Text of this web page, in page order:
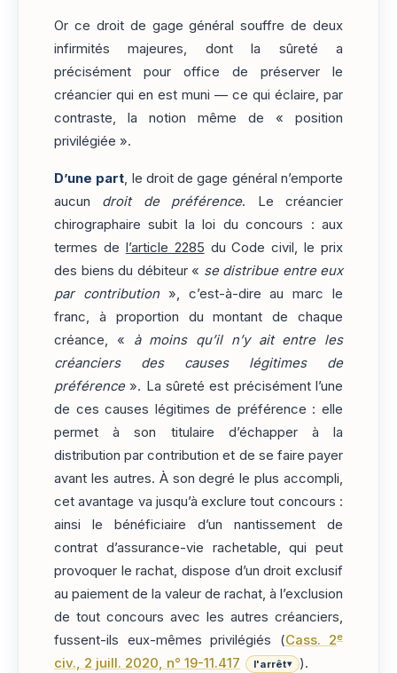
Or ce droit de gage général souffre de deux
infirmités majeures, dont la sûreté a
précisément pour office de préserver le
créancier qui en est muni — ce qui éclaire, par
contraste, la notion même de « position
privilégiée ».
D’une part, le droit de gage général n’emporte
aucun droit de préférence. Le créancier
chirographaire subit la loi du concours : aux
termes de
l’article 2285 du Code civil, le prix
des biens du débiteur « se distribue entre eux
par contribution», c’est-à-dire au marc le
franc, à proportion du montant de chaque
créance, « à moins qu’il n’y ait entre les
créanciers des causes légitimes de
préférence». La sûreté est précisément l’une
de ces causes légitimes de préférence : elle
permet à son titulaire d’échapper à la
distribution par contribution et de se faire payer
avant les autres. À son degré le plus accompli,
cet avantage va jusqu’à exclure tout concours :
ainsi le bénéficiaire d’un nantissement de
contrat d’assurance-vie rachetable, qui peut
provoquer le rachat, dispose d’un droit exclusif
au paiement de la valeur de rachat, à l’exclusion
de tout concours avec les autres créanciers,
fussent-ils eux-mêmes privilégiés (Cass. 2e
civ., 2 juill. 2020, n° 19-11.417 l'arrêt▾ ).